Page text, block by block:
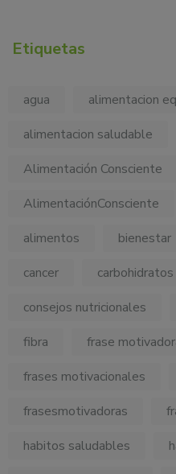
Etiquetas
agua
alimentacion
alimentacion saludable
Alimentación Consciente
AlimentaciónConsciente
alimentos
bienestar
cancer
carbohidratos
consejos nutricionales
fibra
frase
frases motivacionales
frasesmotivadoras
habitos saludables